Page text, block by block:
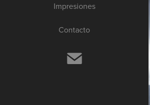
Impresiones
Contacto